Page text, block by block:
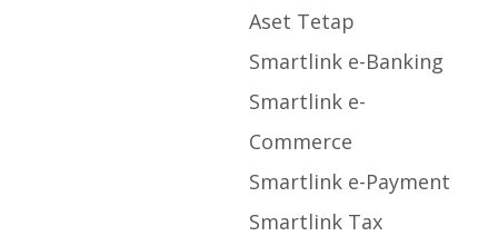
Aset Tetap
Smartlink e-Banking
Smartlink e-
Commerce
Smartlink e-Payment
Smartlink Tax